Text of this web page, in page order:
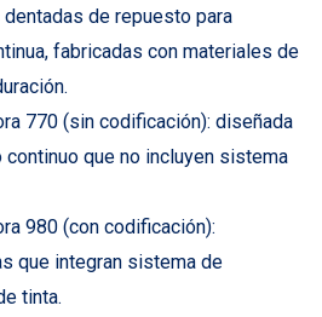
de repuesto para
fabricadas con materiales de
770 (sin codificación): diseñada
que no incluyen sistema
980 (con codificación):
que integran sistema de
tinta.